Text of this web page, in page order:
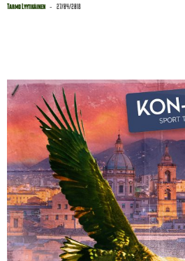
Tarmo Lyytikäinen - 27/04/2018